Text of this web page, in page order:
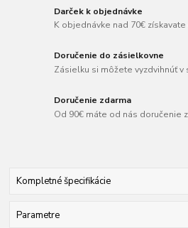
Darček k objednávke
K objednávke nad 70€
Doručenie do zásielkovne
Zásielku si môžete vyzdvihnúť v
Doručenie zdarma
Od 90€ máte od nás doručenie
Kompletné špecifikácie
Parametre